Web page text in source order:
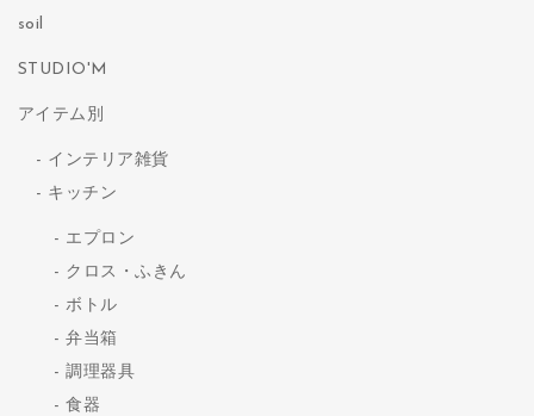
soil
STUDIO'M
アイテム別
インテリア雑貨
キッチン
エプロン
クロス・ふきん
ボトル
弁当箱
調理器具
食器